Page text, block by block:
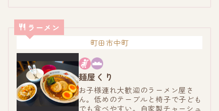
ラーメン
町田市中町
麺屋くり
お子様連れ大歓迎のラーメン屋さ
ん。低めのテーブルと椅子で子ども
でも食べやすい。自家製チャーシュ